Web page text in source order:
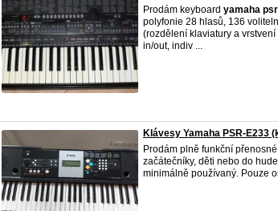
Prodám keyboard yamaha psr
polyfonie 28 hlasů, 136
(rozdělení klaviatury a
in/out, indiv ...
Klávesy Yamaha PSR-E233
Prodám plně funkční
začátečníky, děti nebo do
minimálně používaný. Pouze